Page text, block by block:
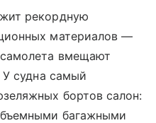
рекордную
материалов —
вмещают
У судна самый
бортов салон:
багажными